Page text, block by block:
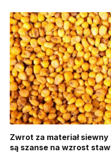
Zwrot za materiał
są szanse na wzrost